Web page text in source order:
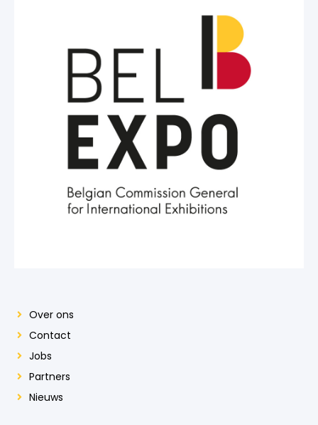
Over ons
Contact
Jobs
Partners
Nieuws